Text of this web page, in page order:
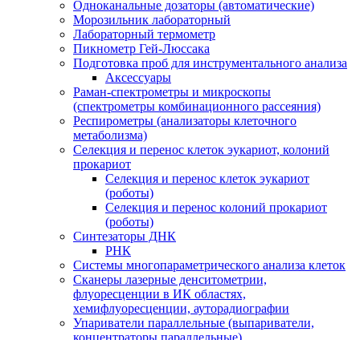
Одноканальные дозаторы (автоматические)
Морозильник лабораторный
Лабораторный термометр
Пикнометр Гей-Люссака
Подготовка проб для инструментального анализа
Аксессуары
Раман-спектрометры и микроскопы
(спектрометры комбинационного рассеяния)
Респирометры (анализаторы клеточного
метаболизма)
Селекция и перенос клеток эукариот, колоний
прокариот
Селекция и перенос клеток эукариот
(роботы)
Селекция и перенос колоний прокариот
(роботы)
Синтезаторы ДНК
РНК
Системы многопараметрического анализа клеток
Сканеры лазерные денситометрии,
флуоресценции в ИК областях,
хемифлуоресценции, ауторадиографии
Упариватели параллельные (выпариватели,
концентраторы параллельные)